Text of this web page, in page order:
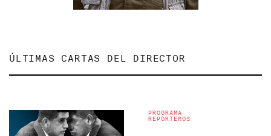
ÚLTIMAS CARTAS DEL DIRECTOR
PROGRAMA
REPORTEROS